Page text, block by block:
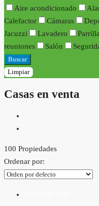
Aire acondicionado
Calefactor
Cámaras
Jacuzzi
Lavadero
reuniones
Salón
Buscar
Limpiar
Casas en venta
100 Propiedades
Ordenar por: